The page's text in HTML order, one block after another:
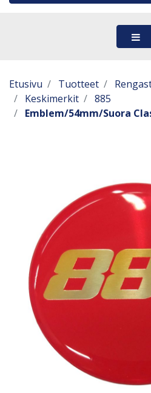
Etusivu Tuotteet
Keskimerkit
885
Emblem/54mm/Suora